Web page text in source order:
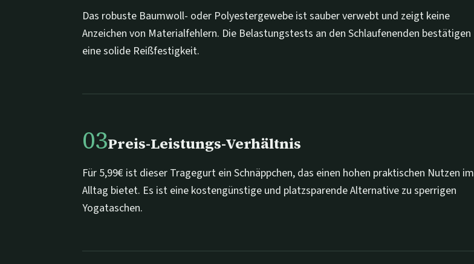
Das robuste Baumwoll- oder Polyestergewebe ist sauber verwebt und zeigt keine
Anzeichen von Materialfehlern. Die Belastungstests an den Schlaufenenden bestätigen
eine solide Reißfestigkeit.
03Preis-Leistungs-Verhältnis
Für 5,99€ ist dieser Tragegurt ein Schnäppchen, das einen hohen praktischen Nutzen im
Alltag bietet. Es ist eine kostengünstige und platzsparende Alternative zu sperrigen
Yogataschen.